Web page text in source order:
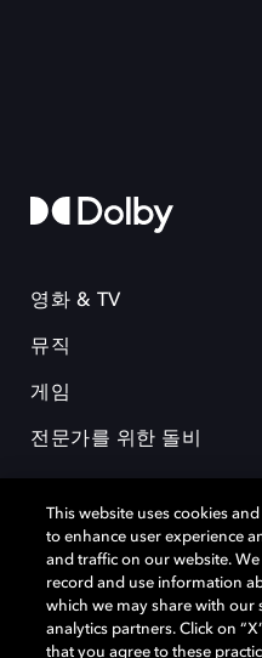
영화 & TV
뮤직
게임
전문가를 위한 돌비
돌비(Dolby)와 double-D 심볼은 미
(Dolby Laboratories, Inc.)의 등록
This website uses cookies
to enhance user experience
and traffic on our website.
record and use information
which we may share with our
analytics partners. Click on
that you agree to these